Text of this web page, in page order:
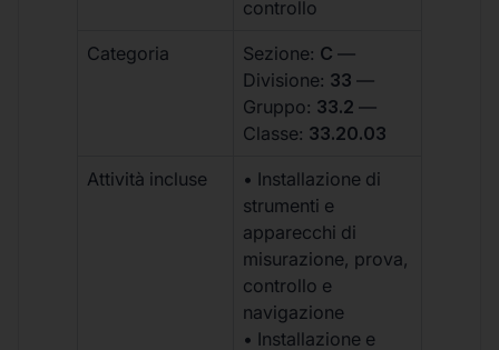
controllo
Categoria Sezione: C —
Divisione: 33 —
Gruppo: 33.2 —
Classe: 33.20.03
Attività incluse
• Installazione di
strumenti e
apparecchi di
misurazione, prova,
controllo e
navigazione
• Installazione e